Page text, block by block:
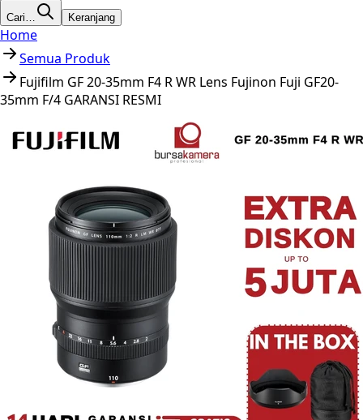
Cari… Keranjang
Home
Semua Produk
Fujifilm GF 20-35mm F4 R WR Lens Fujinon Fuji GF20-
35mm F/4 GARANSI RESMI